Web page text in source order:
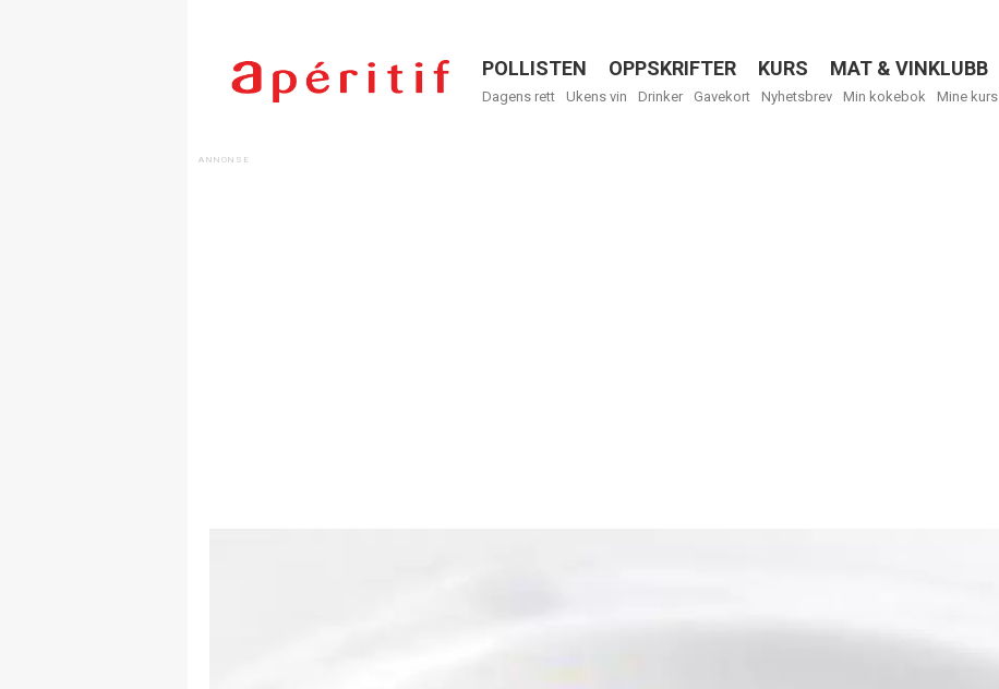
Menu
POLLISTEN OPPSKRIFTER KURS MAT & VINKLUBB
Dagens rett Ukens vin Drinker Gavekort Nyhetsbrev Min kokebok Mine kurs